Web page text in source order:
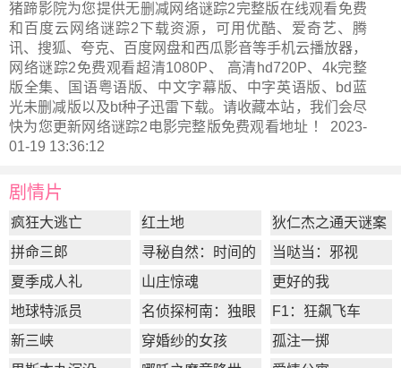
猪蹄影院为您提供无删减网络谜踪2完整版在线观看免费
和百度云网络谜踪2下载资源，可用优酷、爱奇艺、腾
讯、搜狐、夸克、百度网盘和西瓜影音等手机云播放器，
网络谜踪2免费观看超清1080P、 高清hd720P、4k完整
版全集、国语粤语版、中文字幕版、中字英语版、bd蓝
光未删减版以及bt种子迅雷下载。请收藏本站，我们会尽
快为您更新网络谜踪2电影完整版免费观看地址 ！ 2023-
01-19 13:36:12
剧情片
疯狂大逃亡 红土地
狄仁杰之通天谜案
拼命三郎
寻秘自然：时间的
形状
当哒当：邪视
夏季成人礼
山庄惊魂
更好的我
地球特派员
名侦探柯南：独眼
的残像
F1：狂飙飞车
新三峡
穿婚纱的女孩
孤注一掷